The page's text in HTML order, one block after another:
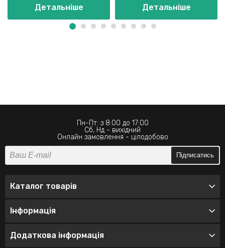
Детальніше Детальніше
Пн-Пт: з 8:00 до 17:00
Сб, Нд - вихідний
Онлайн замовлення - цілодобово
Підписатись
Каталог товарів
Інформація
Додаткова інформація